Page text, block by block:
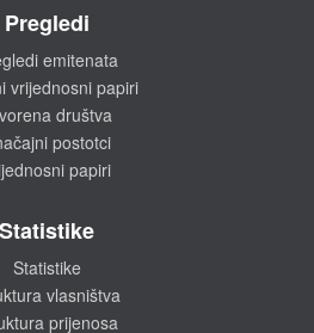
Pregledi
emitenata
vrijednosni papiri
društva
postotci
papiri
Statistike
Statistike
vlasništva
prijenosa